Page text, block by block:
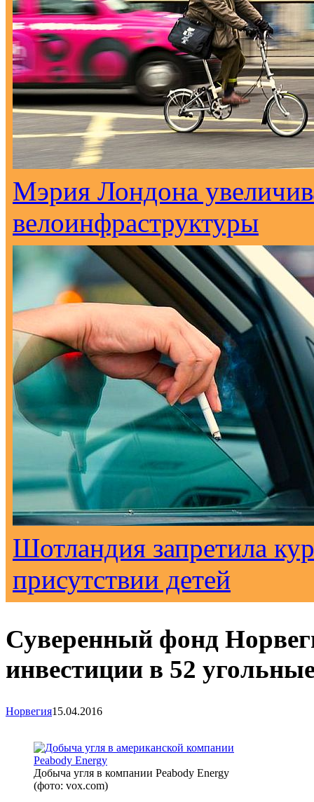
Мэрия Лондона
велоинфраструктуры
Шотландия запретила
присутствии детей
Суверенный фонд
инвестиции в 52
Норвегия15.04.2016
Добыча угля в компании Peabody Energy
(фото: vox.com)